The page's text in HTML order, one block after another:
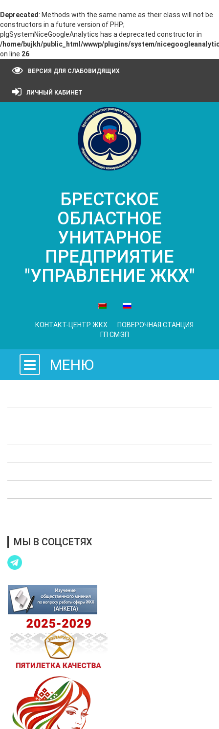
Deprecated : Methods with the same name as their class will not be
constructors in a future version of PHP;
plgSystemNiceGoogleAnalytics has a deprecated constructor in
/home/bujkh/public_html/wwwp/plugins/system/
on line 26
ВЕРСИЯ ДЛЯ СЛАБОВИДЯЩИХ
ЛИЧНЫЙ КАБИНЕТ
БРЕСТСКОЕ
ОБЛАСТНОЕ
УНИТАРНОЕ
ПРЕДПРИЯТИЕ
"УПРАВЛЕНИЕ ЖКХ"
КОНТАКТ-ЦЕНТР ЖКХ
ПОВЕРОЧНАЯ СТАНЦИЯ
ГП СМЭП
МЕНЮ
МЫ В СОЦСЕТЯХ